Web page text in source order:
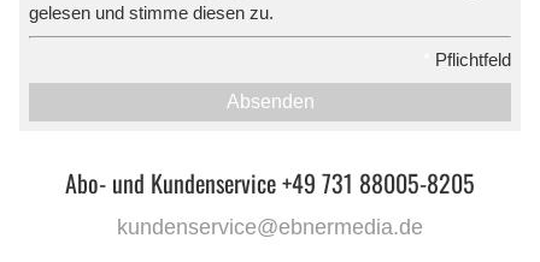
gelesen und stimme diesen zu.
Pflichtfeld
Absenden
Abo- und Kundenservice +49 731 88005-8205
kundenservice@ebnermedia.de